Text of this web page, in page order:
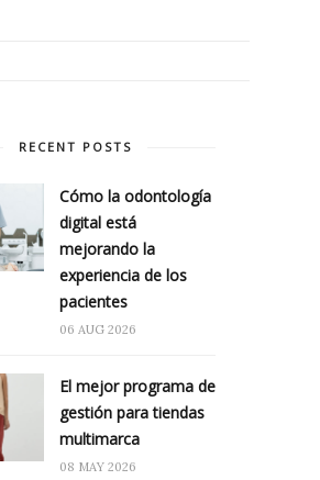
RECENT POSTS
Cómo la odontología
digital está
mejorando la
experiencia de los
pacientes
06 AUG 2026
El mejor programa de
gestión para tiendas
multimarca
08 MAY 2026